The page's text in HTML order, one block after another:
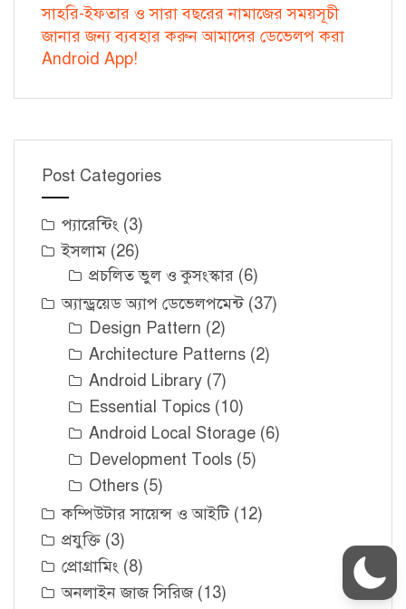
সাহরি-ইফতার ও সারা বছরের নামাজের সময়সূচী
জানার জন্য ব্যবহার করুন আমাদের ডেভেলপ করা
Android App!
Post Categories
প্যারেন্টিং (3)
ইসলাম (26)
প্রচলিত ভুল ও কুসংস্কার (6)
অ্যান্ড্রয়েড অ্যাপ ডেভেলপমেন্ট(37)
Design Pattern (2)
Architecture Patterns (2)
Android Library (7)
Essential Topics (10)
Android Local Storage (6)
Development Tools (5)
Others (5)
কম্পিউটার সায়েন্স ও আইটি(12)
প্রযুক্তি (3)
প্রোগ্রামিং (8)
অনলাইন জাজ সিরিজ (13)